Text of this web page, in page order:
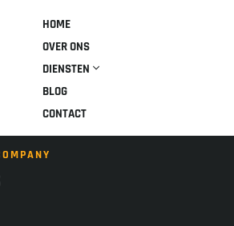
HOME
OVER ONS
DIENSTEN
BLOG
CONTACT